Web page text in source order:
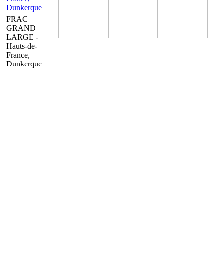
FRAC
GRAND
LARGE -
Hauts-de-
France,
Dunkerque